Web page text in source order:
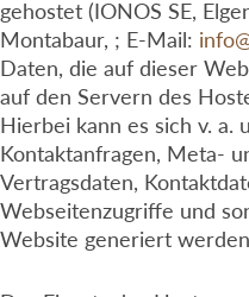
gehostet (IONOS SE,
Montabaur, ; E-Mail:
Daten, die auf dieser
auf den Servern des
Hierbei kann es sich v. a.
Kontaktanfragen, Meta-
Vertragsdaten,
Webseitenzugriffe und
Website generiert